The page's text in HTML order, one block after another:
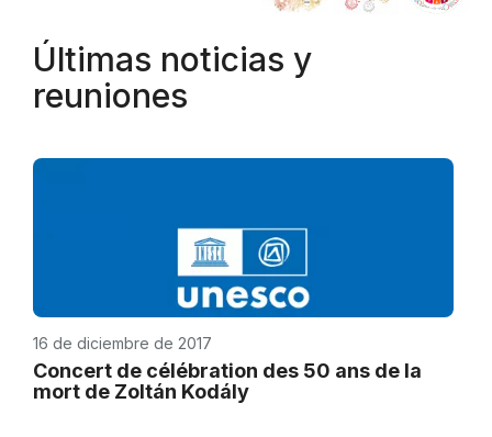
Últimas noticias y
reuniones
16 de diciembre de 2017
Concert de célébration des 50 ans de la
mort de Zoltán Kodály